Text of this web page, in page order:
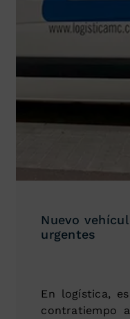
Nuevo
urgentes
En logística,
contratiempo